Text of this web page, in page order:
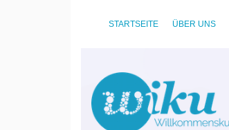
STARTSEITE ÜBER UNS